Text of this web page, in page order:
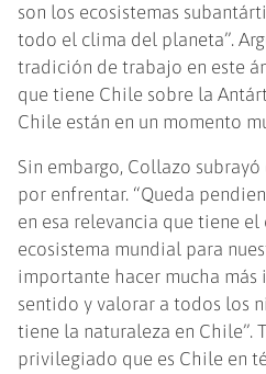
son los ecosistemas
todo el clima del planeta”.
tradición de trabajo en este
que tiene Chile sobre la
Chile están en un momento
Sin embargo, Collazo
por enfrentar. “Queda
en esa relevancia que tiene
ecosistema mundial para
importante hacer mucha más
sentido y valorar a todos los
tiene la naturaleza en Chile”.
privilegiado que es Chile en